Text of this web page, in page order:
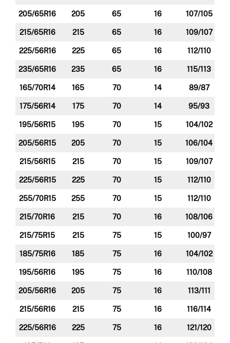
205/65R16 205 65 16 107/105
215/65R16 215 65 16 109/107
225/56R16 225 65 16 112/110
235/65R16 235 65 16 115/113
165/70R14 165 70 14 89/87
175/56R14 175 70 14 95/93
195/56R15 195 70 15 104/102
205/56R15 205 70 15 106/104
215/56R15 215 70 15 109/107
225/56R15 225 70 15 112/110
255/70R15 255 70 15 112/110
215/70R16 215 70 16 108/106
215/75R15 215 75 15 100/97
185/75R16 185 75 16 104/102
195/56R16 195 75 16 110/108
205/56R16 205 75 16 113/111
215/56R16 215 75 16 116/114
225/56R16 225 75 16 121/120